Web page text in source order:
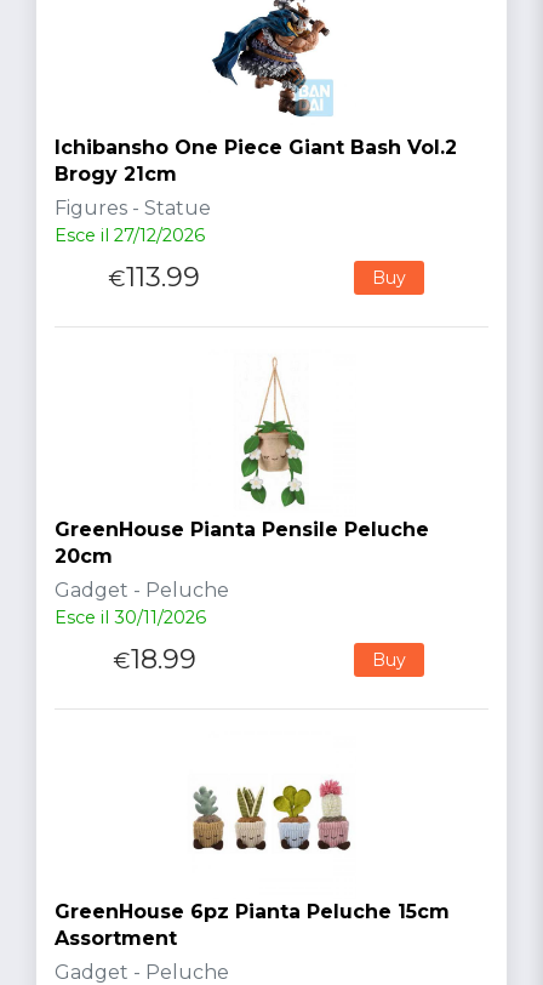
Ichibansho One Piece Giant Bash Vol.2
Brogy 21cm
Figures - Statue
Esce il 27/12/2026
€113.99 Buy
GreenHouse Pianta Pensile Peluche
20cm
Gadget - Peluche
Esce il 30/11/2026
€18.99 Buy
GreenHouse 6pz Pianta Peluche 15cm
Assortment
Gadget - Peluche